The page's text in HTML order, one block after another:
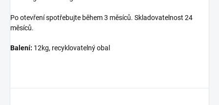
Po otevření spotřebujte během 3 měsíců. Skladovatelnost 24
měsíců.
Balení: 12kg, recyklovatelný obal